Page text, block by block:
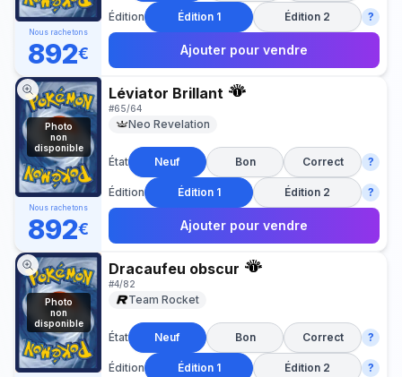
Nous rachetons
892€
Édition Édition 1 Édition 2 ?
Ajouter pour vendre
Photo
non
disponible
Nous rachetons
892€
Léviator Brillant
#65/64
Neo Revelation
État Neuf Bon Correct ?
Édition Édition 1 Édition 2 ?
Ajouter pour vendre
Photo
non
disponible
Dracaufeu obscur
#4/82
Team Rocket
État Neuf Bon Correct ?
Édition Édition 1 Édition 2 ?